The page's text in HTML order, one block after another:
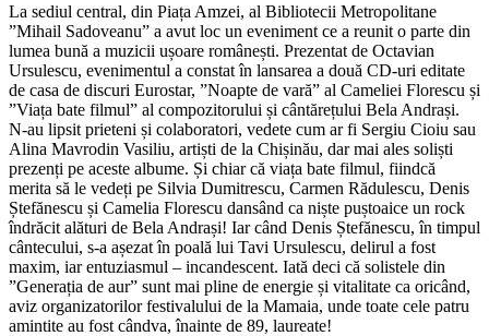
La sediul central, din Piața Amzei, al Bibliotecii Metropolitane
”Mihail Sadoveanu” a avut loc un eveniment ce a reunit o parte din
lumea bună a muzicii ușoare românești. Prezentat de Octavian
Ursulescu, evenimentul a constat în lansarea a două CD-uri editate
de casa de discuri Eurostar, ”Noapte de vară” al Cameliei Florescu și
”Viața bate filmul” al compozitorului și cântărețului Bela Andrași.
N-au lipsit prieteni și colaboratori, vedete cum ar fi Sergiu Cioiu sau
Alina Mavrodin Vasiliu, artiști de la Chișinău, dar mai ales soliști
prezenți pe aceste albume. Și chiar că viața bate filmul, fiindcă
merita să le vedeți pe Silvia Dumitrescu, Carmen Rădulescu, Denis
Ștefănescu și Camelia Florescu dansând ca niște puștoaice un rock
îndrăcit alături de Bela Andrași! Iar când Denis Ștefănescu, în timpul
cântecului, s-a așezat în poală lui Tavi Ursulescu, delirul a fost
maxim, iar entuziasmul – incandescent. Iată deci că solistele din
”Generația de aur” sunt mai pline de energie și vitalitate ca oricând,
aviz organizatorilor festivalului de la Mamaia, unde toate cele patru
amintite au fost cândva, înainte de 89, laureate!